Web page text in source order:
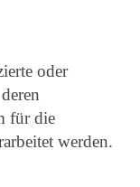
oder
für die
werden.